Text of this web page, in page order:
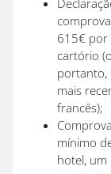
615€ por
cartório
portanto,
mais
francês);
mínimo
hotel,